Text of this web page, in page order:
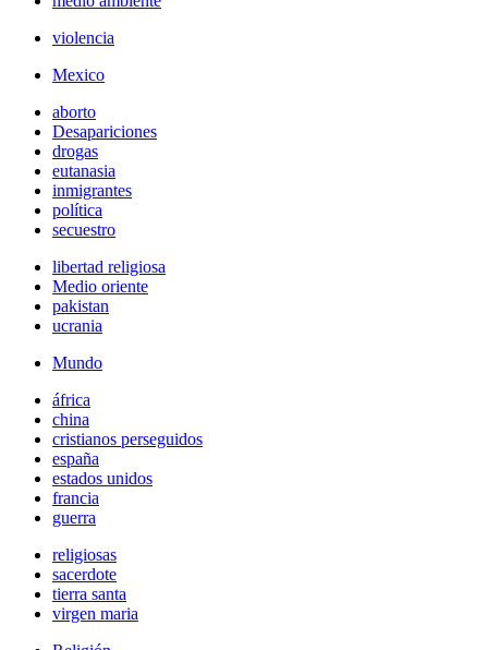
violencia
Mexico
aborto
Desapariciones
drogas
eutanasia
inmigrantes
política
secuestro
libertad religiosa
Medio oriente
pakistan
ucrania
Mundo
áfrica
china
cristianos perseguidos
españa
estados unidos
francia
guerra
religiosas
sacerdote
tierra santa
virgen maria